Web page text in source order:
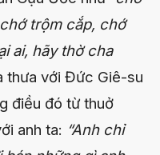
trộm cắp, chớ
ai, hãy thờ cha
thưa với Đức Giê-su
điều đó từ thuở
anh ta: “Anh chỉ